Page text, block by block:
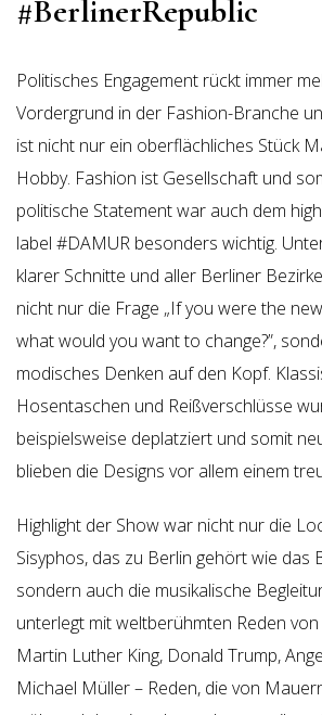
#BerlinerRepublic
Politisches Engagement rückt immer
Vordergrund in der Fashion-Branche
ist nicht nur ein oberflächliches Stück
Hobby. Fashion ist Gesellschaft und
politische Statement war auch dem
label #DAMUR besonders wichtig.
klarer Schnitte und aller Berliner
nicht nur die Frage „If you were the
what would you want to change?”,
modisches Denken auf den Kopf.
Hosentaschen und Reißverschlüsse
beispielsweise deplatziert und somit
blieben die Designs vor allem einem
Highlight der Show war nicht nur die
Sisyphos, das zu Berlin gehört wie das
sondern auch die musikalische
unterlegt mit weltberühmten Reden
Martin Luther King, Donald Trump,
Michael Müller – Reden, die von